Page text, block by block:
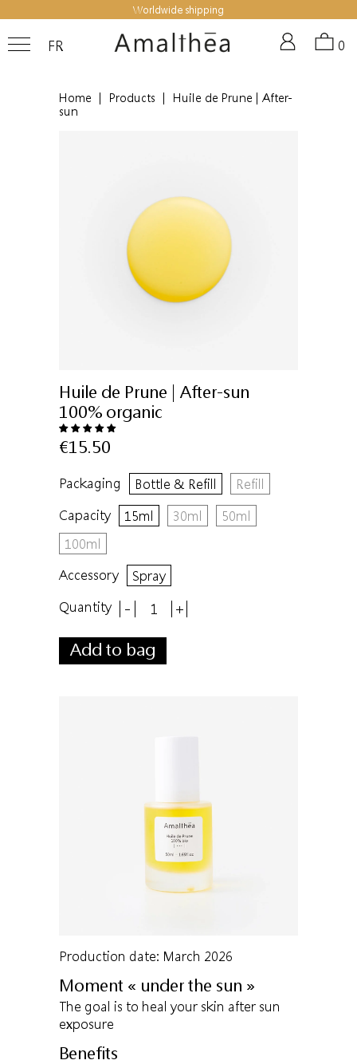
Worldwide shipping
FR 0
Home Products
Huile de Prune | After-
sun
Huile de Prune | After-sun
100% organic
€15.50
Packaging Bottle & Refill
Refill
Capacity
15ml 30ml
50ml
100ml
Accessory
Spray
Quantity
- +
Add to bag
Production date: March 2026
Moment « under the sun »
The goal is to heal your skin after sun
exposure
Benefits